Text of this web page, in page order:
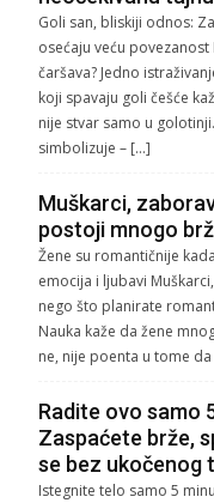
Goli san, bliskiji odnos:
osećaju veću
čaršava? Jedno
koji spavaju goli češće
nije stvar samo u
simbolizuje – […]
Muškarci,
postoji mnogo
Žene su romantičnije
emocija i ljubavi
nego što planirate
Nauka kaže da žene
ne, nije poenta u tome
Radite ovo samo
Zaspaćete brže,
se bez ukočenog
Istegnite telo samo 5